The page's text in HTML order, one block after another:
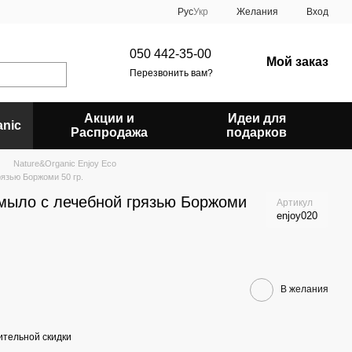
РусУкр Желания Вход
050 442-35-00
Перезвонить вам?
Мой заказ
Акции и
Распродажа
Идеи для
подарков
Nature&Organic Enjoy Eco
Боржоми 50 гр.
c лечебной грязью Боржоми
Артикул
enjoy020
В желания
скидки